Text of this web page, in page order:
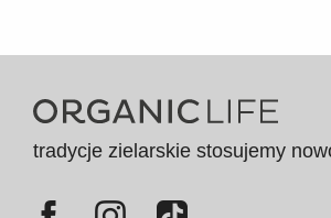
tradycje zielarskie stosujemy